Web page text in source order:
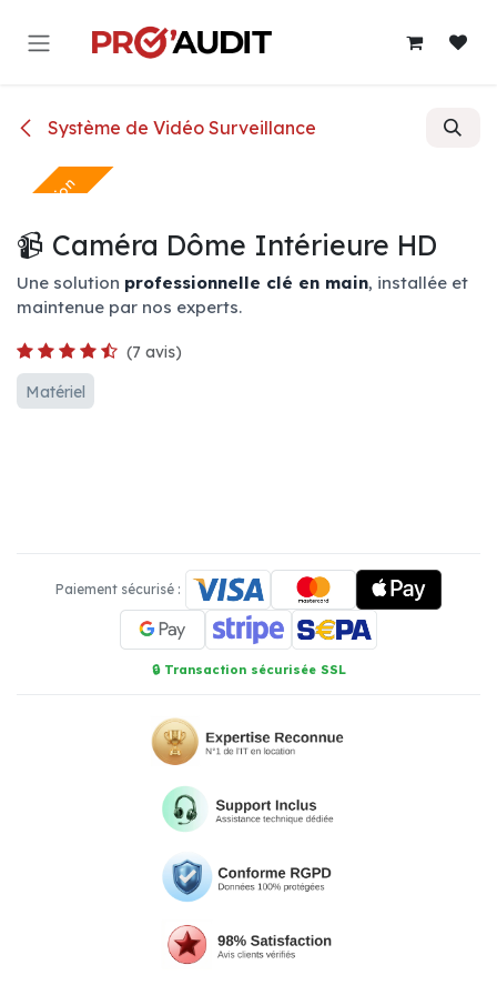
Système de Vidéo Surveillance
En Location
📹 Caméra Dôme Intérieure HD
Une solution professionnelle clé en main, installée et
maintenue par nos experts.
(7 avis)
Matériel
Paiement sécurisé :
🔒 Transaction sécurisée SSL